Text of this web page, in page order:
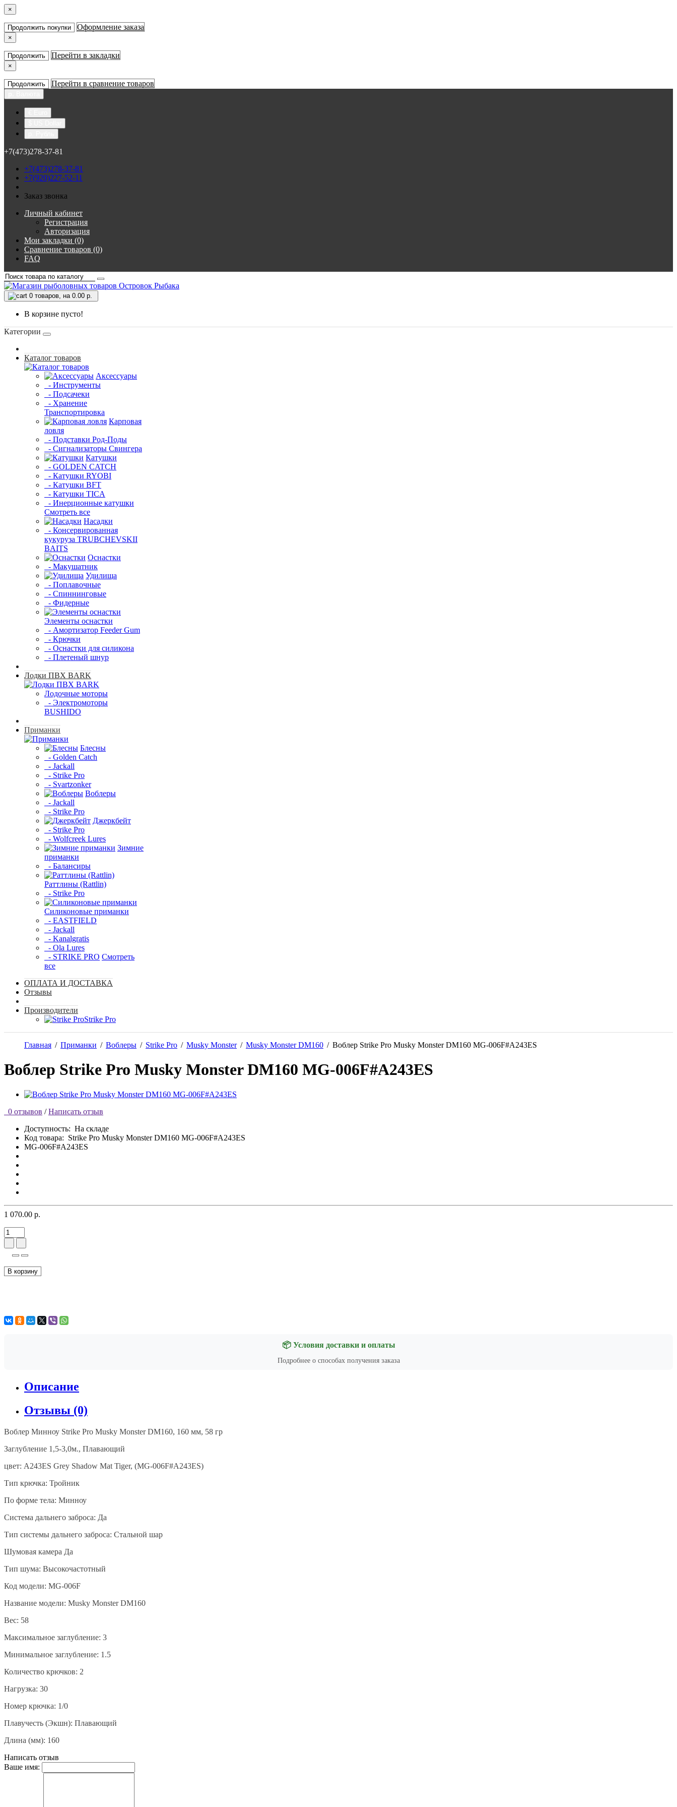
×
Продолжить покупки Оформление заказа
×
Продолжить Перейти в закладки
×
Продолжить Перейти в сравнение товаров
+7(473)278-37-81
+7(473)278-37-81
+7(920)227-52-11
Заказ звонка
Личный кабинет
Регистрация
Авторизация
Мои закладки (0)
Сравнение товаров (0)
FAQ
0 товаров, на 0.00 р.
В корзине пусто!
Категории
Каталог товаров
Аксессуары
- Инструменты
- Подсачеки
- Хранение
Транспортировка
Карповая
ловля
- Подставки Род-Поды
- Сигнализаторы Свингера
Катушки
- GOLDEN CATCH
- Катушки RYOBI
- Катушки BFT
- Катушки TICA
- Инерционные катушки
Смотреть все
Насадки
- Консервированная
кукуруза TRUBCHEVSKII
BAITS
Оснастки
- Макушатник
Удилища
- Поплавочные
- Спиннинговые
- Фидерные
Элементы оснастки
- Амортизатор Feeder Gum
- Крючки
- Оснастки для силикона
- Плетеный шнур
Лодки ПВХ BARK
Лодочные моторы
- Электромоторы
BUSHIDO
Приманки
Блесны
- Golden Catch
- Jackall
- Strike Pro
- Svartzonker
Воблеры
- Jackall
- Strike Pro
Джеркбейт
- Strike Pro
- Wolfcreek Lures
Зимние
приманки
- Балансиры
Раттлины (Rattlin)
- Strike Pro
Силиконовые приманки
- EASTFIELD
- Jackall
- Kanalgratis
- Ola Lures
- STRIKE PRO Смотреть
все
ОПЛАТА И ДОСТАВКА
Отзывы
Производители
Strike Pro
Главная / Приманки / Воблеры / Strike Pro / Musky Monster / Musky Monster DM160 / Воблер Strike Pro Musky Monster DM160 MG-006F#A243ES
Воблер Strike Pro Musky Monster DM160 MG-006F#A243ES
0 отзывов / Написать отзыв
Доступность: На складе
Код товара: Strike Pro Musky Monster DM160 MG-006F#A243ES
MG-006F#A243ES
1 070.00 р.
В корзину
📦 Условия доставки и оплаты
Подробнее о способах получения заказа
Описание
Отзывы (0)
Воблер Минноу Strike Pro Musky Monster DM160, 160 мм, 58 гр
Заглубление 1,5-3,0м., Плавающий
цвет: A243ES Grey Shadow Mat Tiger, (MG-006F#A243ES)
Тип крючка: Тройник
По форме тела: Минноу
Система дальнего заброса: Да
Тип системы дальнего заброса: Стальной шар
Шумовая камера Да
Тип шума: Высокочастотный
Код модели: MG-006F
Название модели: Musky Monster DM160
Вес: 58
Максимальное заглубление: 3
Минимальное заглубление: 1.5
Количество крючков: 2
Нагрузка: 30
Номер крючка: 1/0
Плавучесть (Экшн): Плавающий
Длина (мм): 160
Написать отзыв
Ваше имя: